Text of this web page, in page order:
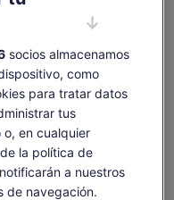
en un cómodo
socios almacenamos
como
para tratar datos
tus
en cualquier
la política de
a nuestros
de navegación.